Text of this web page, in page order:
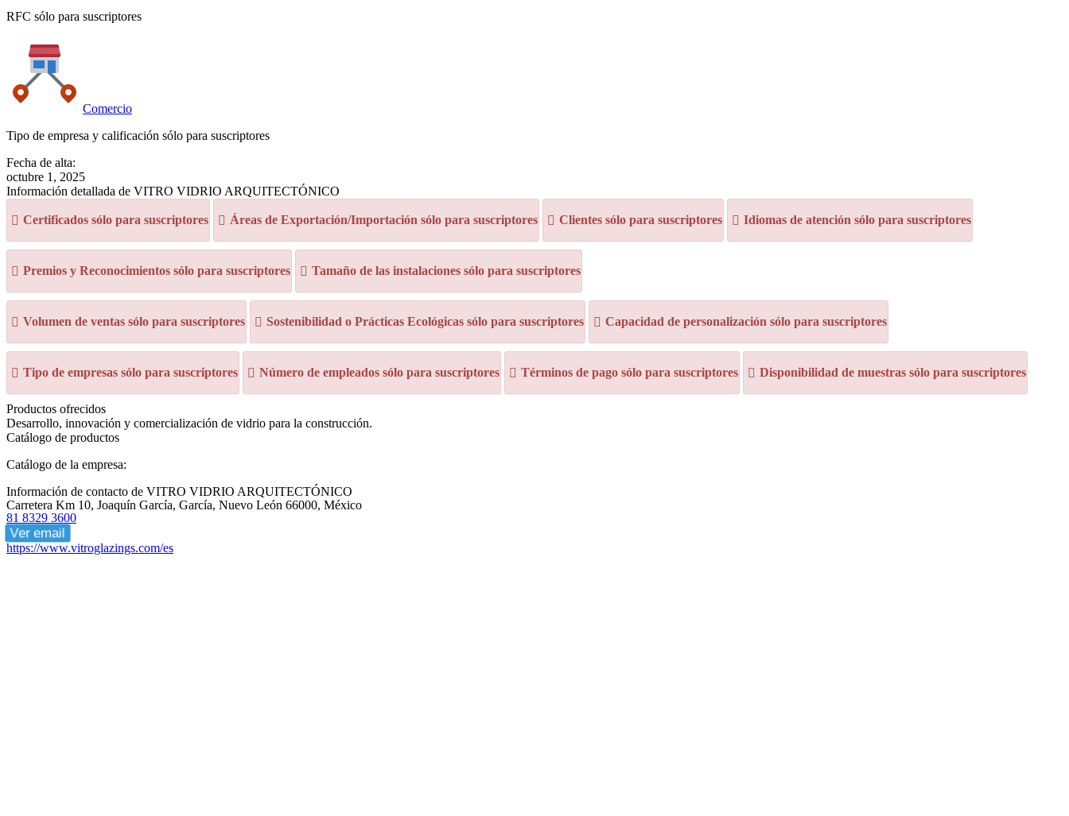
RFC sólo para suscriptores
Comercio
Tipo de empresa y calificación sólo para suscriptores
Fecha de alta:
octubre 1, 2025
Información detallada de VITRO VIDRIO ARQUITECTÓNICO
Certificados sólo para suscriptores Áreas de Exportación/Importación sólo para suscriptores Clientes sólo para suscriptores Idiomas de atención sólo para suscriptores
Premios y Reconocimientos sólo para suscriptores Tamaño de las instalaciones sólo para suscriptores
Volumen de ventas sólo para suscriptores Sostenibilidad o Prácticas Ecológicas sólo para suscriptores Capacidad de personalización sólo para suscriptores
Tipo de empresas sólo para suscriptores Número de empleados sólo para suscriptores Términos de pago sólo para suscriptores Disponibilidad de muestras sólo para suscriptores
Productos ofrecidos
Desarrollo, innovación y comercialización de vidrio para la construcción.
Catálogo de productos
Catálogo de la empresa:
Información de contacto de VITRO VIDRIO ARQUITECTÓNICO
Carretera Km 10, Joaquín García, García, Nuevo León 66000, México
81 8329 3600
Ver email
https://www.vitroglazings.com/es